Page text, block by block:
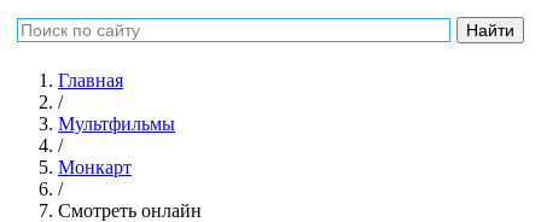
Главная
/
Мультфильмы
/
Монкарт
/
Смотреть онлайн